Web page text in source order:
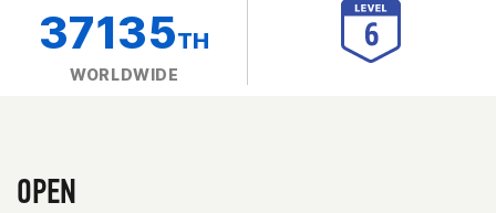
37135TH
WORLDWIDE
OPEN